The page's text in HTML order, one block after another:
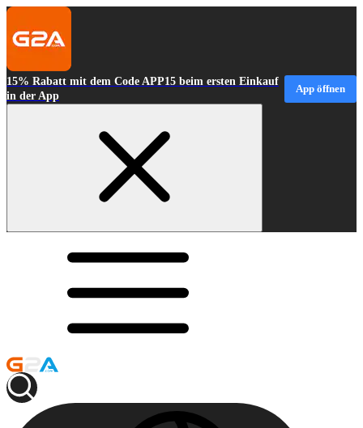
15% Rabatt mit dem Code APP15 beim ersten Einkauf
in der App
App öffnen